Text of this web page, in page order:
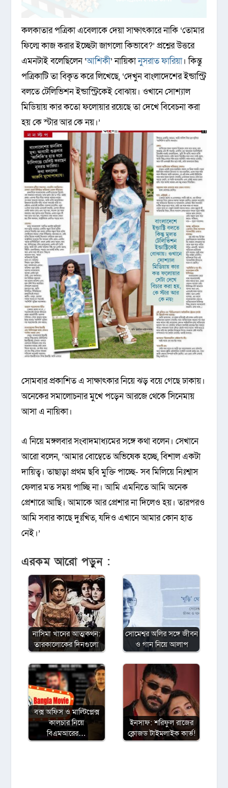
কলকাতার পত্রিকা এবেলাকে দেয়া সাক্ষাৎকারে নাকি ‘তোমার
ফিল্মে কাজ করার ইচ্ছেটা জাগলো কিভাবে?’ প্রশ্নের উত্তরে
এমনটাই বলেছিলেন ‘আশিকী’ নায়িকানুসরাত ফারিয়া। কিন্তু
পত্রিকাটি তা বিকৃত করে লিখেছে, ‘দেখুন বাংলাদেশের ইন্ডাস্ট্রি
বলতে টেলিভিশন ইন্ডাস্ট্রিকেই বোঝায়। ওখানে সোশ্যাল
মিডিয়ায় কার কতো ফলোয়ার রয়েছে তা দেখে বিবেচনা করা
হয় কে স্টার আর কে নয়।’
সোমবার প্রকাশিত এ সাক্ষাৎকার নিয়ে ঝড় বয়ে গেছে ঢাকায়।
অনেকের সমালোচনার মুখে পড়েন আরজে থেকে সিনেমায়
আসা এ নায়িকা।
এ নিয়ে মঙ্গলবার সংবাদমাধ্যমের সঙ্গে কথা বলেন। সেখানে
আরো বলেন, ‌‘আমার বোম্বেতে অভিষেক হচ্ছে, বিশাল একটা
দায়িত্ব। তাছাড়া প্রথম ছবি মুক্তি পাচ্ছে- সব মিলিয়ে নিঃশ্বাস
ফেলার মত সময় পাচ্ছি না। আমি এমনিতে আমি অনেক
প্রেশারে আছি। আমাকে আর প্রেশার না দিলেও হয়। তারপরও
আমি সবার কাছে দুঃখিত, যদিও এখানে আমার কোন হাত
নেই।’
এরকম আরো পড়ুন :
নাসিমা খানের আত্মকথন:
তারকালোকের দিনগুলো
সোমেশ্বর অলির সঙ্গে জীবন
ও গান নিয়ে আলাপ
বক্স অফিস ও মাল্টিপ্লেক্স
কালচার নিয়ে
বিএমআরের…
ইনসাফ: শরিফুল রাজের
ক্লোজড টাইমলাইক কার্ভ!